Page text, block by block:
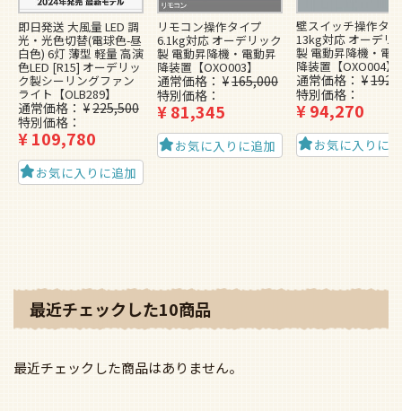
即日発送 大風量 LED 調
光・光色切替(電球色-昼
白色) 6灯 薄型 軽量 高演
色LED [R15] オーデリッ
ク製シーリングファン
ライト【OLB289】
通常価格 ¥225,500
特別価格
¥109,780
お気に入りに追加
リモコン操作タイプ
6.1kg対応 オーデリック
製 電動昇降機・電動昇
降装置【OXO003】
通常価格 ¥165,000
特別価格
¥81,345
お気に入りに追加
壁スイッチ操作タ
13kg対応 オーデリ
製 電動昇降機・電
降装置【OXO004】
通常価格 ¥
特別価格
¥94,270
お気に入りに
最近チェックした10商品
最近チェックした商品はありません。